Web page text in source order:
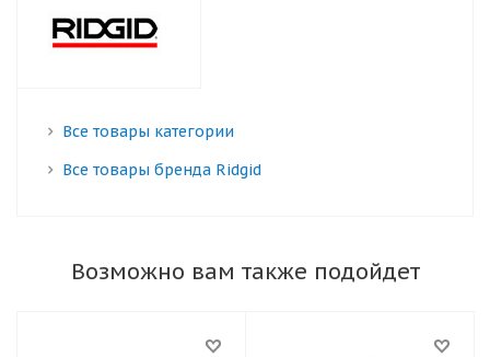
Все товары категории
Все товары бренда Ridgid
Возможно вам также подойдет